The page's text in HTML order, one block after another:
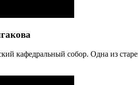
кафедральный собор. Одна из